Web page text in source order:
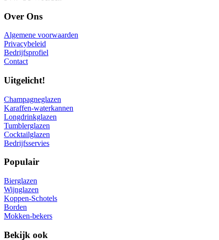
Over Ons
Algemene voorwaarden
Privacybeleid
Bedrijfsprofiel
Contact
Uitgelicht!
Champagneglazen
Karaffen-waterkannen
Longdrinkglazen
Tumblerglazen
Cocktailglazen
Bedrijfsservies
Populair
Bierglazen
Wijnglazen
Koppen-Schotels
Borden
Mokken-bekers
Bekijk ook